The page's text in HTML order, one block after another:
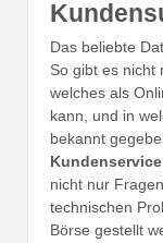
Das beliebte
So gibt es nicht
welches als
kann, und in
bekannt
Kundenservice
nicht nur
technischen
Börse gestellt